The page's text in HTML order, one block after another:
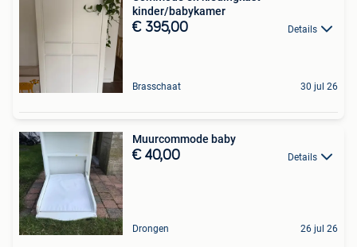
kinder/babykamer
€ 395,00 Details
Brasschaat 30 jul 26
Muurcommode baby
€ 40,00 Details
Drongen 26 jul 26